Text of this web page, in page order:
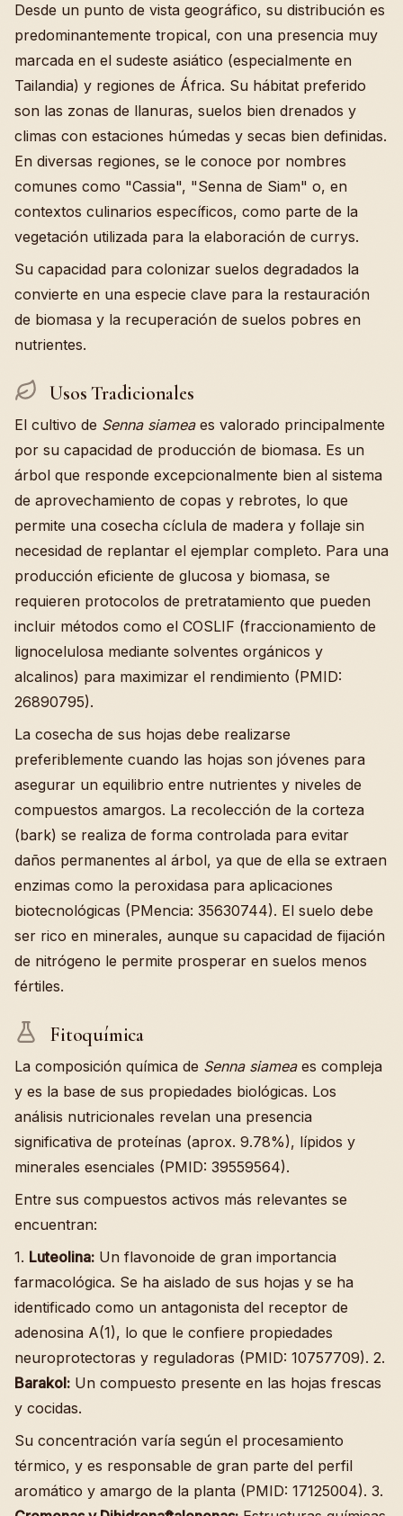
Desde un punto de vista geográfico, su distribución es
predominantemente tropical, con una presencia muy
marcada en el sudeste asiático (especialmente en
Tailandia) y regiones de África. Su hábitat preferido
son las zonas de llanuras, suelos bien drenados y
climas con estaciones húmedas y secas bien definidas.
En diversas regiones, se le conoce por nombres
comunes como "Cassia", "Senna de Siam" o, en
contextos culinarios específicos, como parte de la
vegetación utilizada para la elaboración de currys.
Su capacidad para colonizar suelos degradados la
convierte en una especie clave para la restauración
de biomasa y la recuperación de suelos pobres en
nutrientes.
Usos Tradicionales
El cultivo de Senna siameaes valorado principalmente
por su capacidad de producción de biomasa. Es un
árbol que responde excepcionalmente bien al sistema
de aprovechamiento de copas y rebrotes, lo que
permite una cosecha cíclula de madera y follaje sin
necesidad de replantar el ejemplar completo. Para una
producción eficiente de glucosa y biomasa, se
requieren protocolos de pretratamiento que pueden
incluir métodos como el COSLIF (fraccionamiento de
lignocelulosa mediante solventes orgánicos y
alcalinos) para maximizar el rendimiento (PMID:
26890795).
La cosecha de sus hojas debe realizarse
preferiblemente cuando las hojas son jóvenes para
asegurar un equilibrio entre nutrientes y niveles de
compuestos amargos. La recolección de la corteza
(bark) se realiza de forma controlada para evitar
daños permanentes al árbol, ya que de ella se extraen
enzimas como la peroxidasa para aplicaciones
biotecnológicas (PMencia: 35630744). El suelo debe
ser rico en minerales, aunque su capacidad de fijación
de nitrógeno le permite prosperar en suelos menos
fértiles.
Fitoquímica
La composición química de Senna siameaes compleja
y es la base de sus propiedades biológicas. Los
análisis nutricionales revelan una presencia
significativa de proteínas (aprox. 9.78%), lípidos y
minerales esenciales (PMID: 39559564).
Entre sus compuestos activos más relevantes se
encuentran:
1. Luteolina: Un flavonoide de gran importancia
farmacológica. Se ha aislado de sus hojas y se ha
identificado como un antagonista del receptor de
adenosina A(1), lo que le confiere propiedades
neuroprotectoras y reguladoras (PMID: 10757709). 2.
Barakol: Un compuesto presente en las hojas frescas
y cocidas.
Su concentración varía según el procesamiento
térmico, y es responsable de gran parte del perfil
aromático y amargo de la planta (PMID: 17125004). 3.